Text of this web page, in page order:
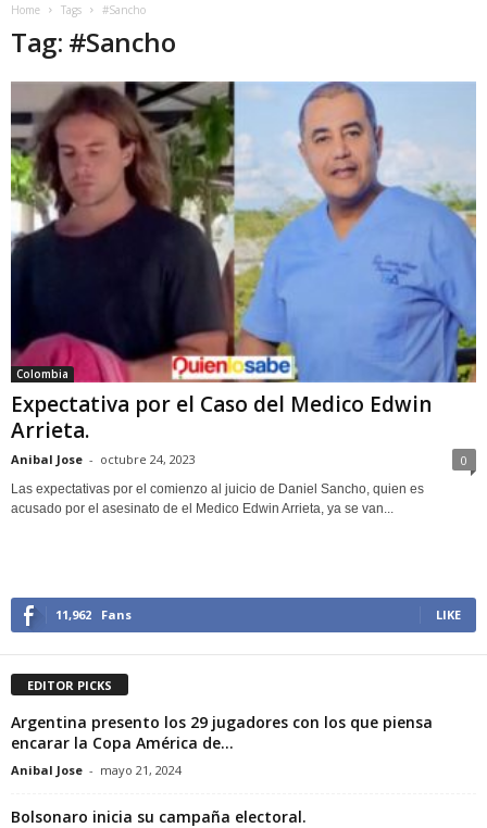
Home Tags #Sancho
Tag: #Sancho
Colombia
Expectativa por el Caso del Medico Edwin
Arrieta.
Anibal Jose - octubre 24, 2023 0
Las expectativas por el comienzo al juicio de Daniel Sancho, quien es
acusado por el asesinato de el Medico Edwin Arrieta, ya se van...
11,962 Fans LIKE
EDITOR PICKS
Argentina presento los 29 jugadores con los que piensa
encarar la Copa América de...
Anibal Jose - mayo 21, 2024
Bolsonaro inicia su campaña electoral.